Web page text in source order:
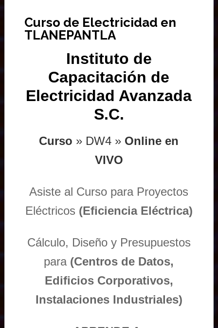
Curso de Electricidad en
TLANEPANTLA
Instituto de
Capacitación de
Electricidad Avanzada
S.C.
Curso » DW4 » Online en
VIVO
Asiste al Curso para Proyectos
Eléctricos (Eficiencia Eléctrica)
Cálculo, Diseño y Presupuestos
para (Centros de Datos,
Edificios Corporativos,
Instalaciones Industriales)